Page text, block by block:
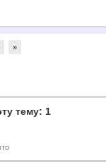
»
тему: 1